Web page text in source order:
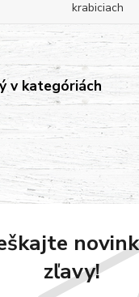
krabiciach
v kategóriách
zľavy!